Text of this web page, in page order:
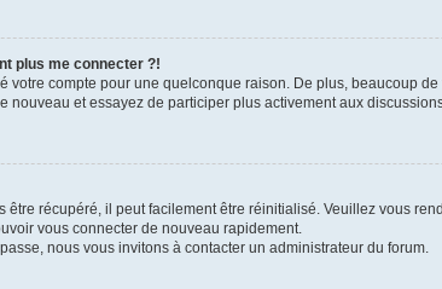
plus me connecter ?!
votre compte pour une quelconque raison. De plus, beaucoup
et essayez de participer plus activement aux
récupéré, il peut facilement être réinitialisé. Veuillez vous
vous connecter de nouveau rapidement.
nous vous invitons à contacter un administrateur du forum.